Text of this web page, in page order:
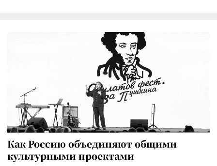
Как Россию объединяют общими
культурными проектами